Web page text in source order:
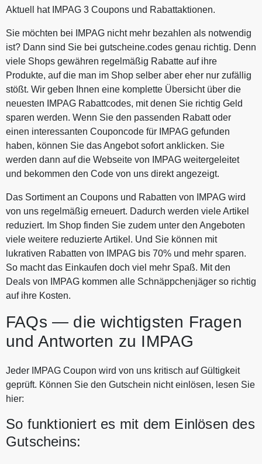
Aktuell hat IMPAG 3 Coupons und Rabattaktionen.
Sie möchten bei IMPAG nicht mehr bezahlen als notwendig
ist? Dann sind Sie bei gutscheine.codes genau richtig. Denn
viele Shops gewähren regelmäßig Rabatte auf ihre
Produkte, auf die man im Shop selber aber eher nur zufällig
stößt. Wir geben Ihnen eine komplette Übersicht über die
neuesten IMPAG Rabattcodes, mit denen Sie richtig Geld
sparen werden. Wenn Sie den passenden Rabatt oder
einen interessanten Couponcode für IMPAG gefunden
haben, können Sie das Angebot sofort anklicken. Sie
werden dann auf die Webseite von IMPAG weitergeleitet
und bekommen den Code von uns direkt angezeigt.
Das Sortiment an Coupons und Rabatten von IMPAG wird
von uns regelmäßig erneuert. Dadurch werden viele Artikel
reduziert. Im Shop finden Sie zudem unter den Angeboten
viele weitere reduzierte Artikel. Und Sie können mit
lukrativen Rabatten von IMPAG bis 70% und mehr sparen.
So macht das Einkaufen doch viel mehr Spaß. Mit den
Deals von IMPAG kommen alle Schnäppchenjäger so richtig
auf ihre Kosten.
FAQs — die wichtigsten Fragen
und Antworten zu IMPAG
Jeder IMPAG Coupon wird von uns kritisch auf Gültigkeit
geprüft. Können Sie den Gutschein nicht einlösen, lesen Sie
hier:
So funktioniert es mit dem Einlösen des
Gutscheins: